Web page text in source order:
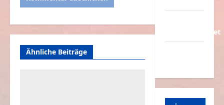
Ähnliche Beiträge
Schmunzeln.net